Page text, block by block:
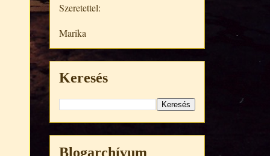
Szeretettel:
Marika
Keresés
Blogarchívum